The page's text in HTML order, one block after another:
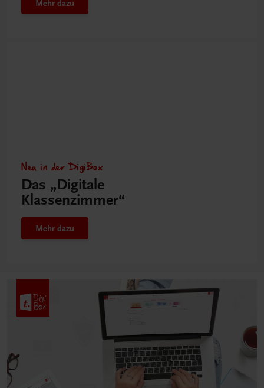
Mehr dazu
Neu in der DigiBox
Das „Digitale
Klassenzimmer“
Mehr dazu